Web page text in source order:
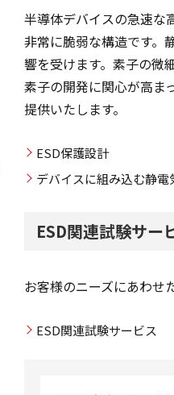
半導体デバイスの急速な
非常に脆弱な構造です。
響を受けます。素子の微
素子の開発に関心が高ま
提供いたします。
ESD保護設計
デバイスに組み込む静電
ESD関連試験サー
お客様のニーズにあわせ
ESD関連試験サービス